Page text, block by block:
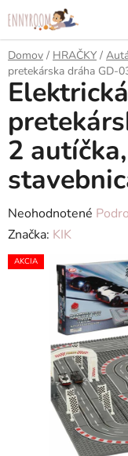
na
obsah
Domov / HRAČKY /
pretekárska dráha GD-
2
Priemerné
hodnotenie
produktu
hviezdičiek.
Neohodnotené
Značka: KIK
AKCIA